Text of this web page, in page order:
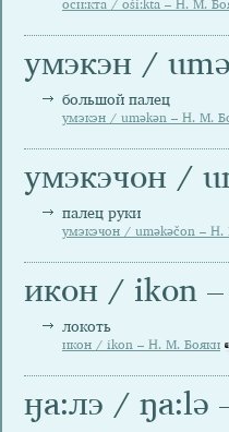
оси:кта / ośi:kta – Н. М.
умэкэн /
большой палец
умэкэн / umәkәn – Н. М.
умэкэчон /
палец руки
умэкэчон / umәkәčon – Н.
икон / ikon –
локоть
икон / ikon – Н. М. Бояки
ӈа:лэ / ŋa:lә